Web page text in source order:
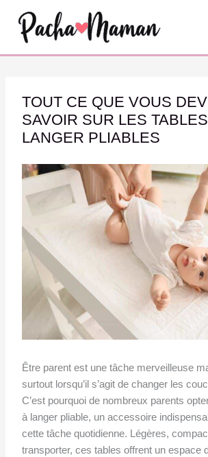
contenu
TOUT CE QUE VOUS
SAVOIR SUR LES
LANGER PLIABLES
Être parent est une tâche merveilleuse
surtout lorsqu’il s’agit de changer les
C’est pourquoi de nombreux parents
à langer pliable, un accessoire
cette tâche quotidienne. Légères,
transporter, ces tables offrent un espace